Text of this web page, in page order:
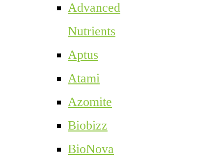
Advanced
Nutrients
Aptus
Atami
Azomite
Biobizz
BioNova